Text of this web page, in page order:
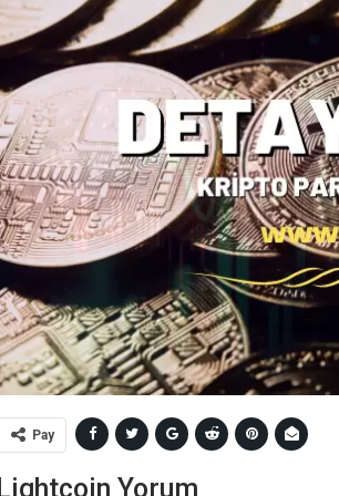
Pay
Lightcoin Yorum